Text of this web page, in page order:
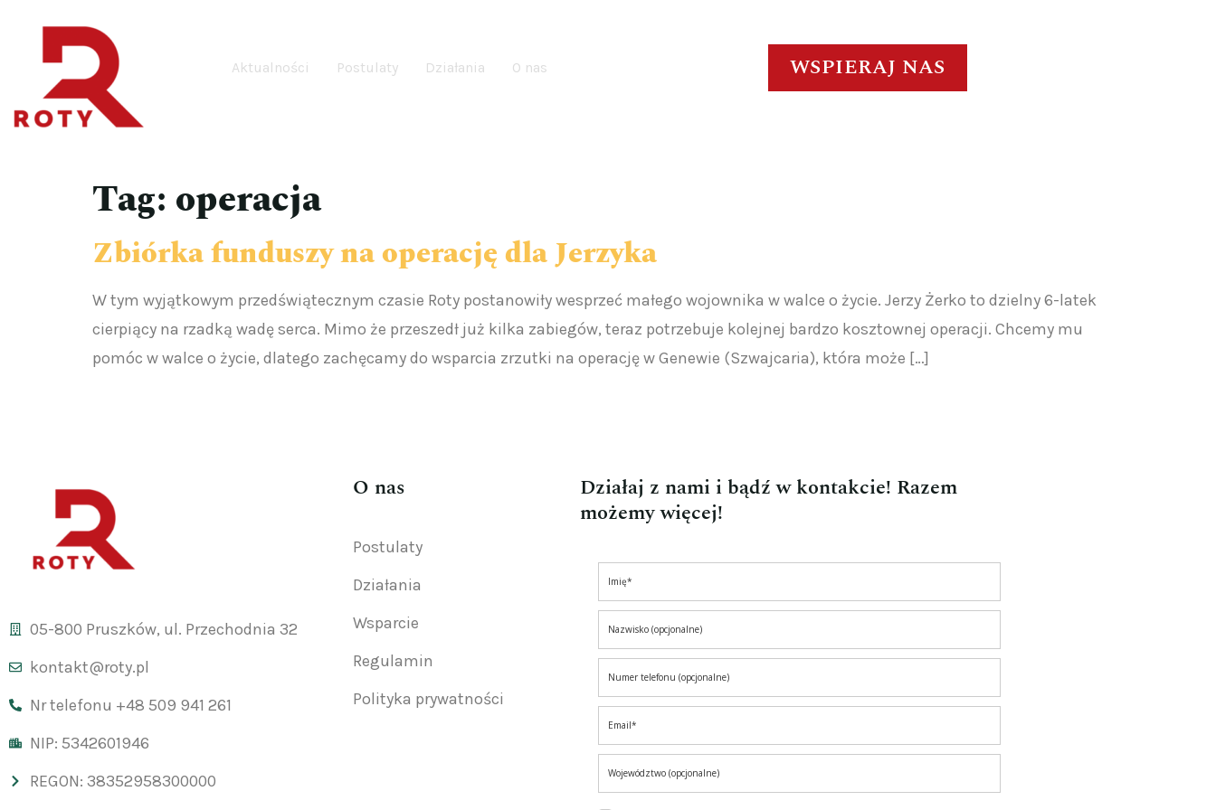
Aktualności Postulaty Działania O nas WSPIERAJ NAS
Tag: operacja
Zbiórka funduszy na operację dla Jerzyka
W tym wyjątkowym przedświątecznym czasie Roty postanowiły wesprzeć małego wojownika w walce o życie. Jerzy Żerko to dzielny 6-latek
cierpiący na rzadką wadę serca. Mimo że przeszedł już kilka zabiegów, teraz potrzebuje kolejnej bardzo kosztownej operacji. Chcemy mu
pomóc w walce o życie, dlatego zachęcamy do wsparcia zrzutki na operację w Genewie (Szwajcaria), która może […]
05-800 Pruszków, ul. Przechodnia 32
kontakt@roty.pl
Nr telefonu +48 509 941 261
NIP: 5342601946
REGON: 38352958300000
O nas
Postulaty
Działania
Wsparcie
Regulamin
Polityka prywatności
Działaj z nami i bądź w kontakcie! Razem
możemy więcej!